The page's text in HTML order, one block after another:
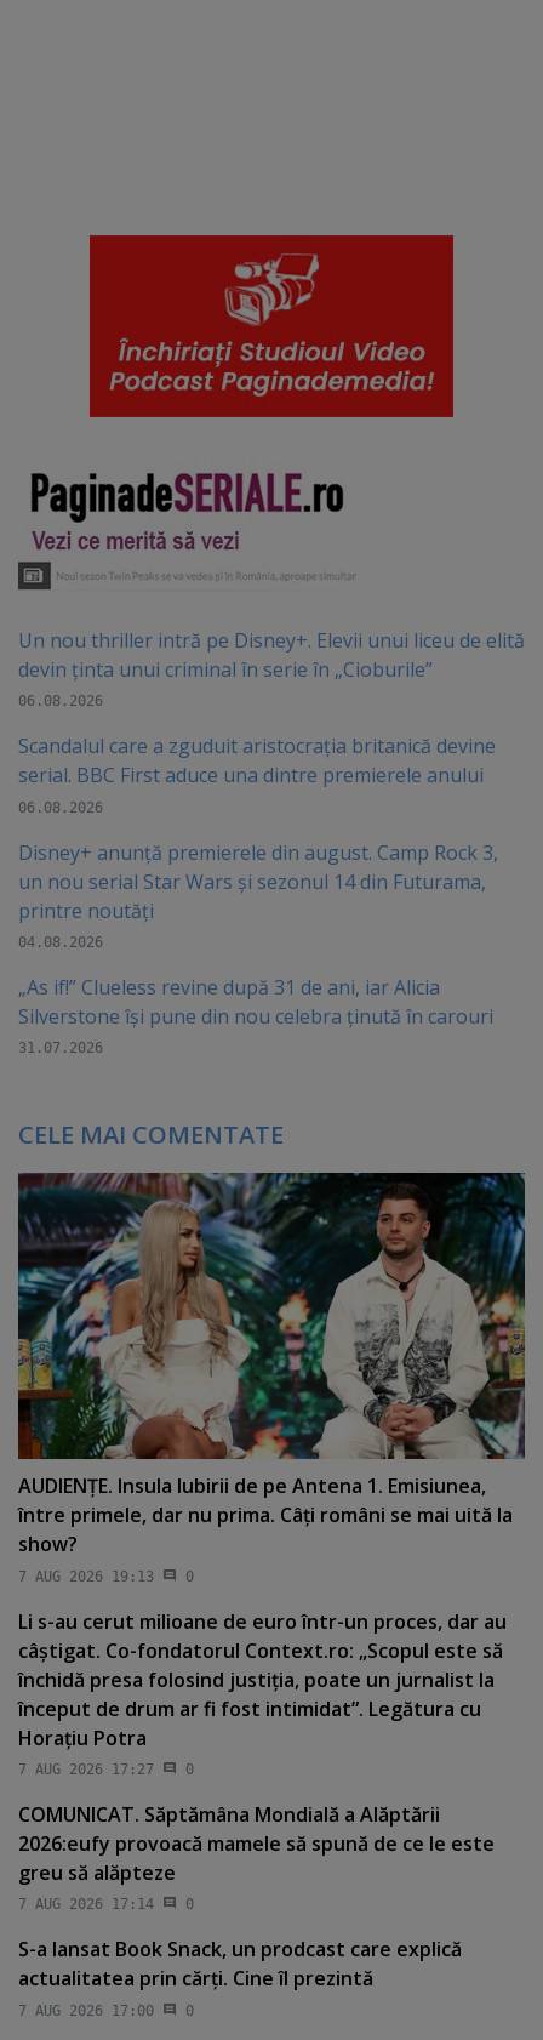
Un nou thriller intră pe Disney+. Elevii unui liceu de elită
devin ținta unui criminal în serie în „Cioburile”
06.08.2026
Scandalul care a zguduit aristocrația britanică devine
serial. BBC First aduce una dintre premierele anului
06.08.2026
Disney+ anunță premierele din august. Camp Rock 3,
un nou serial Star Wars și sezonul 14 din Futurama,
printre noutăți
04.08.2026
„As if!” Clueless revine după 31 de ani, iar Alicia
Silverstone își pune din nou celebra ținută în carouri
31.07.2026
CELE MAI COMENTATE
AUDIENŢE. Insula Iubirii de pe Antena 1. Emisiunea,
între primele, dar nu prima. Câţi români se mai uită la
show?
7 AUG 2026 19:13 0
Li s-au cerut milioane de euro într-un proces, dar au
câştigat. Co-fondatorul Context.ro: „Scopul este să
închidă presa folosind justiţia, poate un jurnalist la
început de drum ar fi fost intimidat”. Legătura cu
Horaţiu Potra
7 AUG 2026 17:27 0
COMUNICAT. Săptămâna Mondială a Alăptării
2026:eufy provoacă mamele să spună de ce le este
greu să alăpteze
7 AUG 2026 17:14 0
S-a lansat Book Snack, un prodcast care explică
actualitatea prin cărţi. Cine îl prezintă
7 AUG 2026 17:00 0